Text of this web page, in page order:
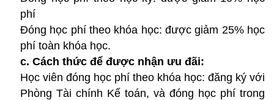
phí
Đóng học phí theo khóa học: được giảm 25% học
phí toàn khóa học.
c. Cách thức để được nhận ưu đãi:
Học viên đóng học phí theo khóa học: đăng ký với
Phòng Tài chính Kế toán, và đóng học phí trong